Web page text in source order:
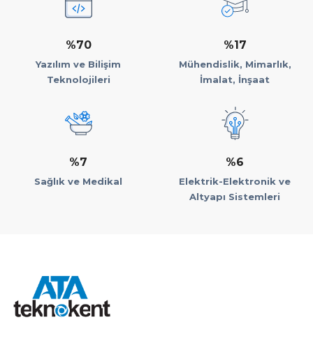
%70
Yazılım ve Bilişim
Teknolojileri
%17
Mühendislik, Mimarlık,
İmalat, İnşaat
%7
Sağlık ve Medikal
%6
Elektrik-Elektronik ve
Altyapı Sistemleri